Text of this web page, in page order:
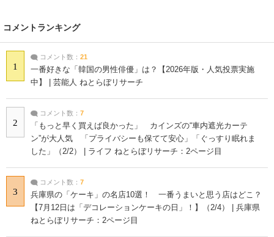
コメントランキング
1
コメント数： 21
一番好きな「韓国の男性俳優」は？【2026年版・人気投票実施
中】 | 芸能人 ねとらぼリサーチ
2
コメント数： 7
「もっと早く買えば良かった」 カインズの“車内遮光カーテ
ン”が大人気 「プライバシーも保てて安心」「ぐっすり眠れま
した」（2/2） | ライフ ねとらぼリサーチ：2ページ目
3
コメント数： 7
兵庫県の「ケーキ」の名店10選！ 一番うまいと思う店はどこ？
【7月12日は「デコレーションケーキの日」！】（2/4） | 兵庫県
ねとらぼリサーチ：2ページ目